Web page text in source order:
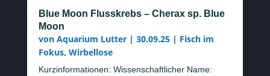
Blue Moon Flusskrebs – Cherax sp. Blue
Moon
von Aquarium Lutter| 30.09.25| Fisch im
Fokus, Wirbellose
Kurzinformationen: Wissenschaftlicher Name: